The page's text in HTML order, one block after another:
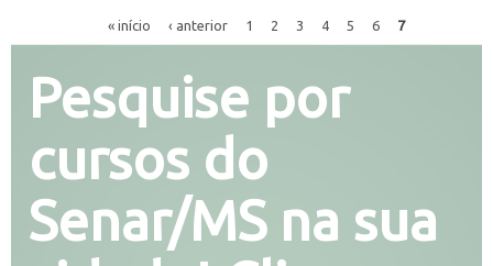
« início ‹ anterior 1 2 3 4 5 6 7
Pesquise por
cursos do
Senar/MS na sua